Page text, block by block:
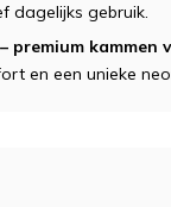
dagelijks gebruik.
premium kammen
en een unieke